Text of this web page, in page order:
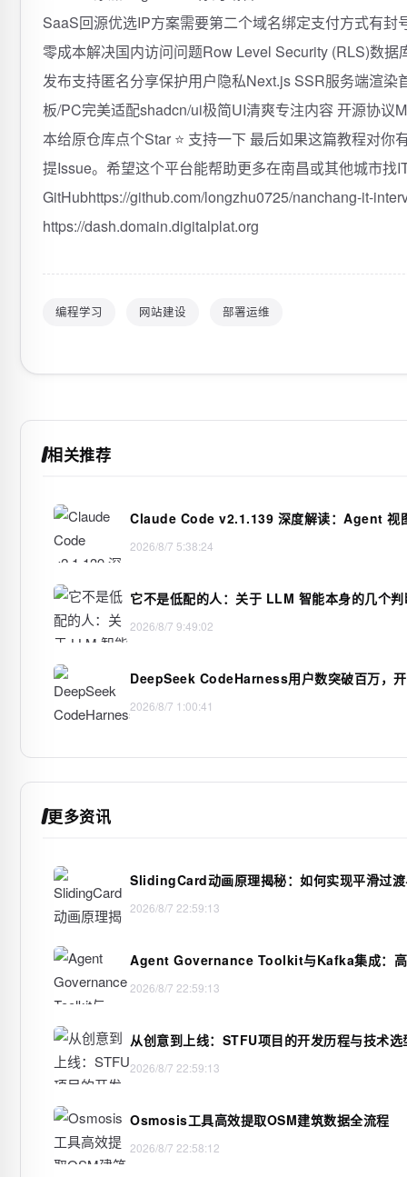
SaaS回源优选IP方案需要第二个域名绑定支付方式有
零成本解决国内访问问题Row Level Security (RLS)数
发布支持匿名分享保护用户隐私Next.js SSR服务端渲
板/PC完美适配shadcn/ui极简UI清爽专注内容 开源协
本给原仓库点个Star ⭐ 支持一下 最后如果这篇教程对
提Issue。希望这个平台能帮助更多在南昌或其他城市
GitHubhttps://github.com/longzhu0725/nanchang-it-
https://dash.domain.digitalplat.org
编程学习 网站建设 部署运维
相关推荐
Claude Code v2.1.139 深度解读：Agent 视
2026/8/7 5:38:24
它不是低配的人：关于 LLM 智能本身的几个判
2026/8/7 9:49:02
DeepSeek CodeHarness用户数突破百万，
2026/8/7 1:00:41
更多资讯
SlidingCard动画原理揭秘：如何实现平滑过
2026/8/7 22:59:13
Agent Governance Toolkit与Kafka集成：高
2026/8/7 22:59:13
从创意到上线：STFU项目的开发历程与技术选
2026/8/7 22:59:13
Osmosis工具高效提取OSM建筑数据全流程
2026/8/7 22:58:12